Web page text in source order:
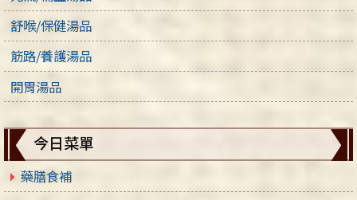
舒喉/保健湯品
筋路/養護湯品
開胃湯品
今日菜單
藥膳食補